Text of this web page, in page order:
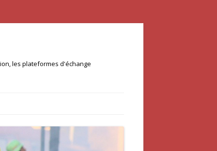
les plateformes d'échange